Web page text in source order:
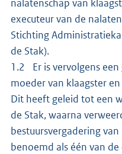
nalatenschap van
executeur van de
Stichting
de Stak).
1.2 Er is vervolgens
moeder van klaagster
Dit heeft geleid tot een
de Stak, waarna
bestuursvergadering
benoemd als één van